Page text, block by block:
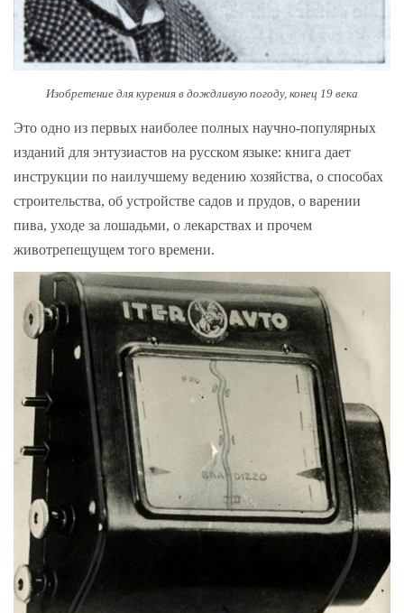
Изобретение для курения в дождливую погоду, конец 19 века
Это одно из первых наиболее полных научно-популярных
изданий для энтузиастов на русском языке: книга дает
инструкции по наилучшему ведению хозяйства, о способах
строительства, об устройстве садов и прудов, о варении
пива, уходе за лошадьми, о лекарствах и прочем
животрепещущем того времени.